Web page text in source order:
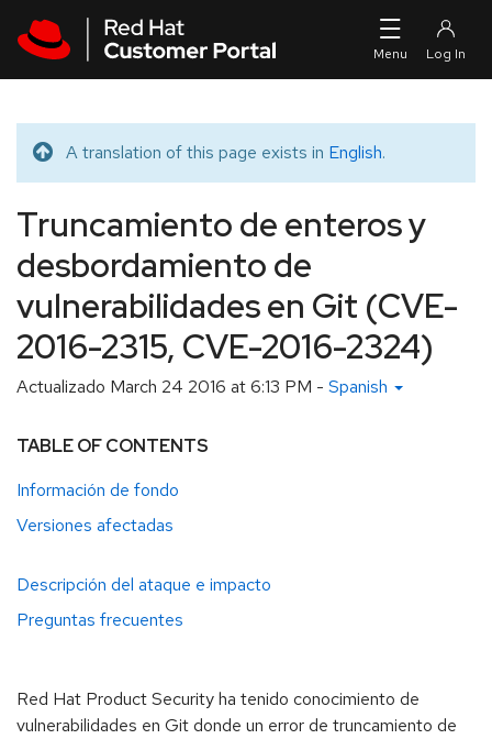
Translated message
A translation of this page exists in English.
Truncamiento de enteros y
desbordamiento de
vulnerabilidades en Git (CVE-
2016-2315, CVE-2016-2324)
Actualizado March 24 2016 at 6:13 PM - Spanish
TABLE OF CONTENTS
Información de fondo
Versiones afectadas
Descripción del ataque e impacto
Preguntas frecuentes
Red Hat Product Security ha tenido conocimiento de
vulnerabilidades en Git donde un error de truncamiento de